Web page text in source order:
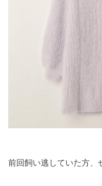
前回飼い逃していた方